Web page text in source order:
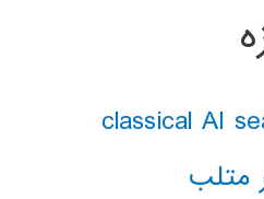
متلب